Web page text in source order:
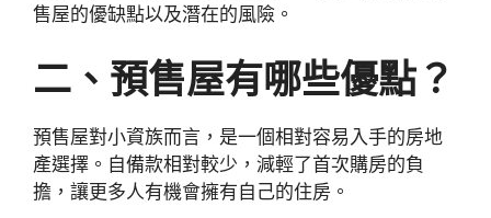
售屋的優缺點以及潛在的風險。
二、預售屋有哪些優點？
預售屋對小資族而言，是一個相對容易入手的房地
產選擇。自備款相對較少，減輕了首次購房的負
擔，讓更多人有機會擁有自己的住房。